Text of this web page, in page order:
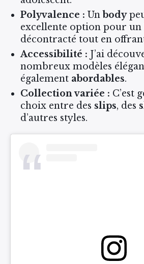
Polyvalence : Un body
excellente option pour
décontracté tout en
Accessibilité : J’ai
nombreux modèles
également abordables.
Collection variée : C’est
choix entre des slips, des
d’autres styles.